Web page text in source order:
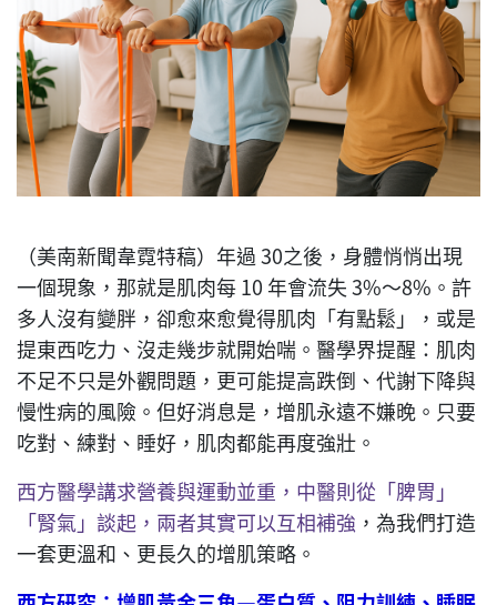
（美南新聞韋霓特稿）年過 30之後，身體悄悄出現
一個現象，那就是肌肉每 10 年會流失 3%～8%。許
多人沒有變胖，卻愈來愈覺得肌肉「有點鬆」，或是
提東西吃力、沒走幾步就開始喘。醫學界提醒：肌肉
不足不只是外觀問題，更可能提高跌倒、代謝下降與
慢性病的風險。但好消息是，增肌永遠不嫌晚。只要
吃對、練對、睡好，肌肉都能再度強壯。
西方醫學講求營養與運動並重，中醫則從「脾胃」
「腎氣」談起，兩者其實可以互相補強 ，為我們打造
一套更溫和、更長久的增肌策略。